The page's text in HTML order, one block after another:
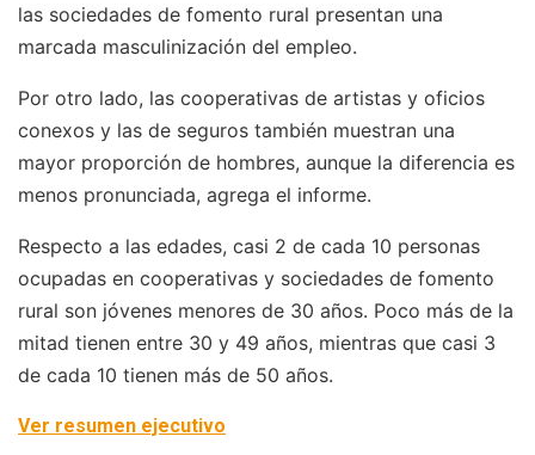
las sociedades de fomento rural presentan una
marcada masculinización del empleo.
Por otro lado, las cooperativas de artistas y oficios
conexos y las de seguros también muestran una
mayor proporción de hombres, aunque la diferencia es
menos pronunciada, agrega el informe.
Respecto a las edades, casi 2 de cada 10 personas
ocupadas en cooperativas y sociedades de fomento
rural son jóvenes menores de 30 años. Poco más de la
mitad tienen entre 30 y 49 años, mientras que casi 3
de cada 10 tienen más de 50 años.
Ver resumen ejecutivo